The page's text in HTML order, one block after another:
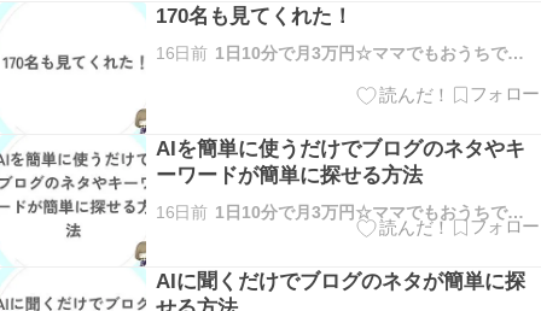
170名も見てくれた！
16日前 1日10分で月3万円☆ママでもおうちで稼げる方法を解説
AIを簡単に使うだけでブログのネタやキ
ーワードが簡単に探せる方法
16日前 1日10分で月3万円☆ママでもおうちで稼げる方法を解説
AIに聞くだけでブログのネタが簡単に探